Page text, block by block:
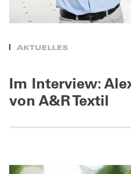
AKTUELLES
Im Interview:
von A&R Textil